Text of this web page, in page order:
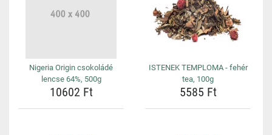
Nigeria Origin csokoládé
lencse 64%, 500g
10602 Ft
ISTENEK TEMPLOMA - fehér
tea, 100g
5585 Ft